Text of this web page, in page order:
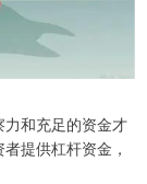
和充足的资金才
提供杠杆资金，